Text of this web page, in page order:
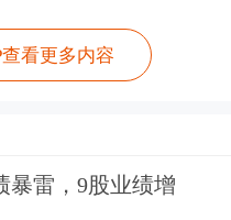
看更多内容
暴雷，9股业绩增